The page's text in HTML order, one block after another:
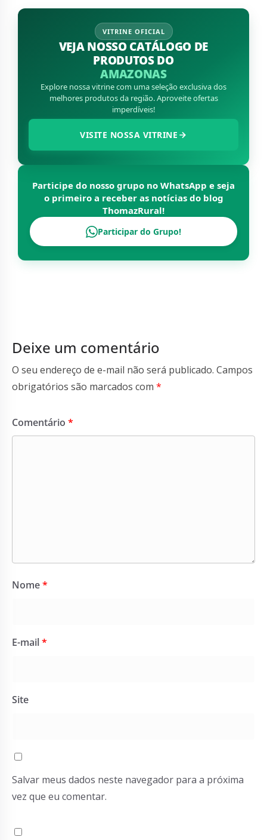
VITRINE OFICIAL
VEJA NOSSO CATÁLOGO DE
PRODUTOS DO
AMAZONAS
Explore nossa vitrine com uma seleção exclusiva dos
melhores produtos da região. Aproveite ofertas
imperdíveis!
VISITE NOSSA VITRINE
Participe do nosso grupo no WhatsApp e seja
o primeiro a receber as notícias do blog
ThomazRural!
Participar do Grupo!
Deixe um comentário
O seu endereço de e-mail não será publicado. Campos
obrigatórios são marcados com *
Comentário *
Nome*
E-mail*
Site
Salvar meus dados neste navegador para a próxima
vez que eu comentar.